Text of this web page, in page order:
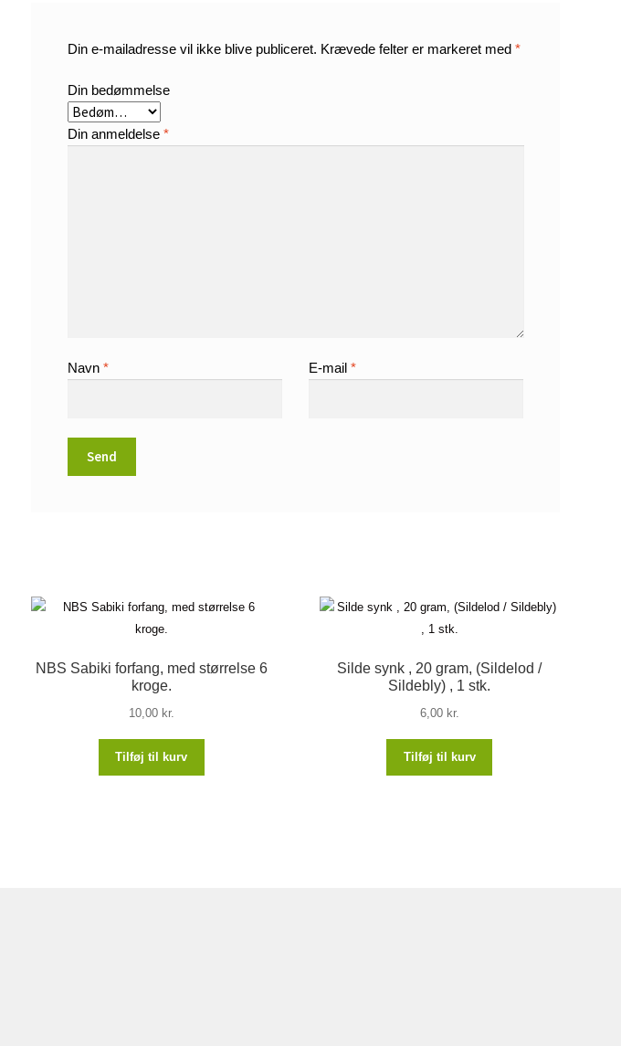
Din e-mailadresse vil ikke blive publiceret. Krævede felter er markeret med *
Din bedømmelse
Din anmeldelse *
Navn * E-mail *
NBS Sabiki forfang, med størrelse 6
kroge.
10,00 kr.
Tilføj til kurv
Silde synk , 20 gram, (Sildelod /
Sildebly) , 1 stk.
6,00 kr.
Tilføj til kurv